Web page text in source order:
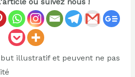
but illustratif et peuvent ne pas